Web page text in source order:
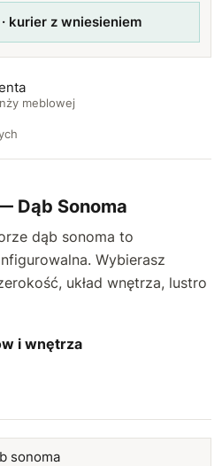
kurier z wniesieniem
meblowej
Dąb Sonoma
dąb sonoma to
Wybierasz
układ wnętrza, lustro
i wnętrza
sonoma